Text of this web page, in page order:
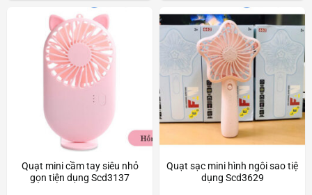
Quạt mini cầm tay siêu nhỏ
gọn tiện dụng Scd3137
Quạt sạc mini hình ngôi sao tiệ
dụng Scd3629